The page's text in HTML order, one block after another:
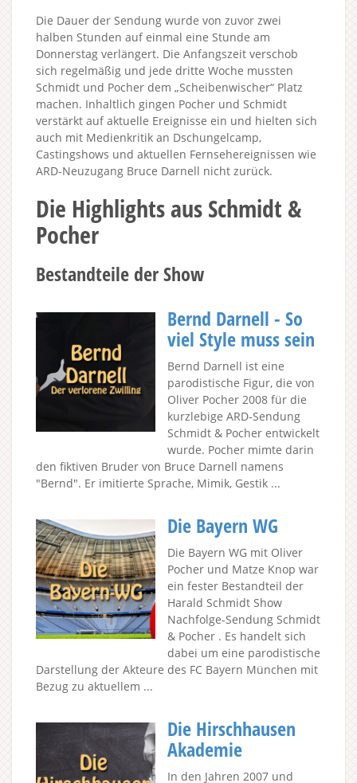
Die Dauer der Sendung wurde von zuvor zwei
halben Stunden auf einmal eine Stunde am
Donnerstag verlängert. Die Anfangszeit verschob
sich regelmäßig und jede dritte Woche mussten
Schmidt und Pocher dem „Scheibenwischer“ Platz
machen. Inhaltlich gingen Pocher und Schmidt
verstärkt auf aktuelle Ereignisse ein und hielten sich
auch mit Medienkritik an Dschungelcamp,
Castingshows und aktuellen Fernsehereignissen wie
ARD-Neuzugang Bruce Darnell nicht zurück.
Die Highlights aus Schmidt &
Pocher
Bestandteile der Show
Bernd Darnell - So
viel Style muss sein
Bernd Darnell ist eine
parodistische Figur, die von
Oliver Pocher 2008 für die
kurzlebige ARD-Sendung
Schmidt & Pocher entwickelt
wurde. Pocher mimte darin
den fiktiven Bruder von Bruce Darnell namens
"Bernd". Er imitierte Sprache, Mimik, Gestik ...
Die Bayern WG
Die Bayern WG mit Oliver
Pocher und Matze Knop war
ein fester Bestandteil der
Harald Schmidt Show
Nachfolge-Sendung Schmidt
& Pocher . Es handelt sich
dabei um eine parodistische
Darstellung der Akteure des FC Bayern München mit
Bezug zu aktuellem ...
Die Hirschhausen
Akademie
In den Jahren 2007 und